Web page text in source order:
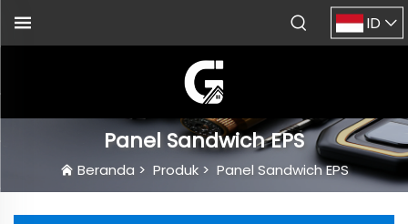
ID
Panel Sandwich EPS
Beranda > Produk> Panel Sandwich EPS